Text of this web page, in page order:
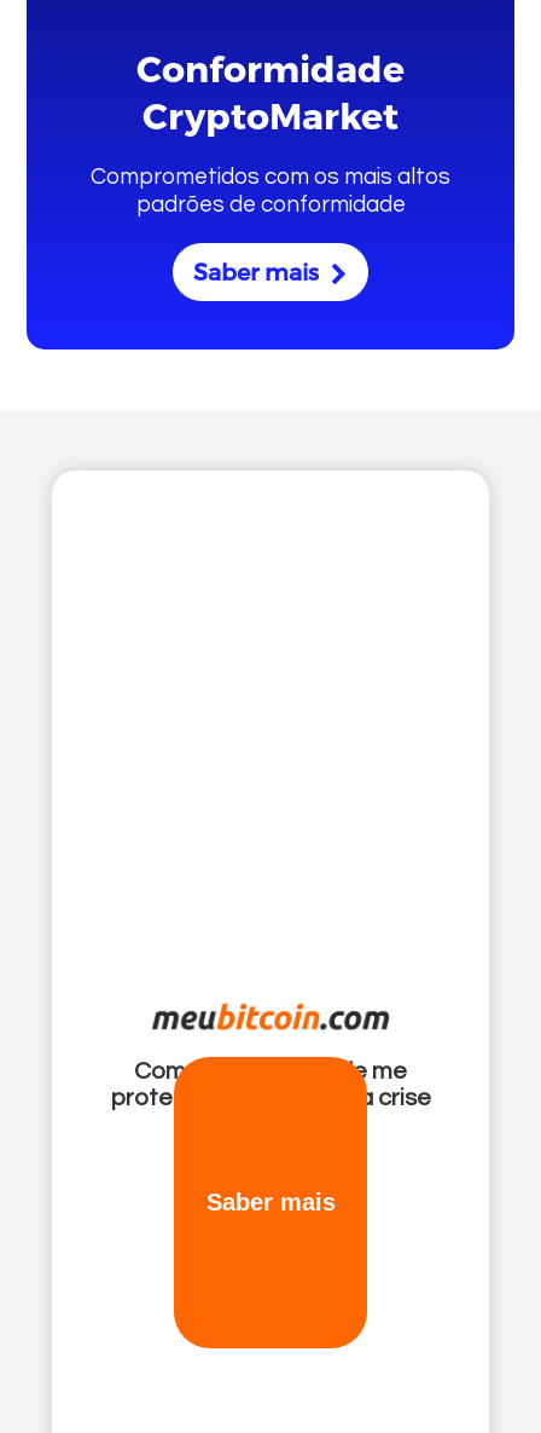
Conformidade
CryptoMarket
Comprometidos com os mais altos
padrões de conformidade
Saber mais
Como o Bitcoin pode me
proteger diante de uma crise
Saber mais